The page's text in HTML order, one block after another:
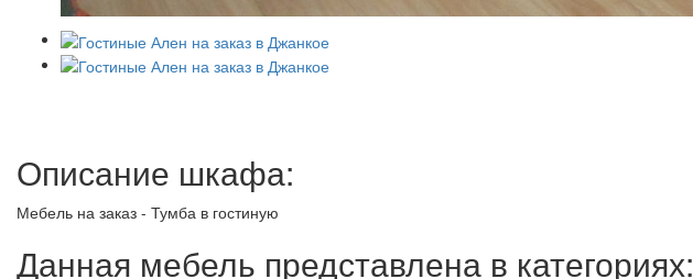
Описание шкафа:
Мебель на заказ - Тумба в гостиную
Данная мебель представлена в категориях: